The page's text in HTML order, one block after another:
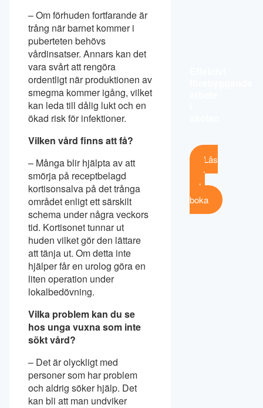
– Om förhuden fortfarande är
trång när barnet kommer i
puberteten behövs
vårdinsatser. Annars kan det
vara svårt att rengöra
ordentligt när produktionen av
smegma kommer igång, vilket
kan leda till dålig lukt och en
ökad risk för infektioner.
Vilken vård finns att få?
– Många blir hjälpta av att
smörja på receptbelagd
kortisonsalva på det trånga
området enligt ett särskilt
schema under några veckors
tid. Kortisonet tunnar ut
huden vilket gör den lättare
att tänja ut. Om detta inte
hjälper får en urolog göra en
liten operation under
lokalbedövning.
Vilka problem kan du se
hos unga vuxna som inte
sökt vård?
– Det är olyckligt med
personer som har problem
och aldrig söker hjälp. Det
kan bli att man undviker
Läs
mer
och
boka